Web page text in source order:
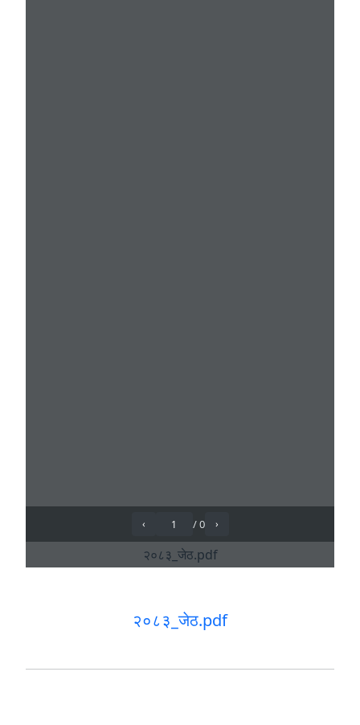
२०८३_जेठ.pdf